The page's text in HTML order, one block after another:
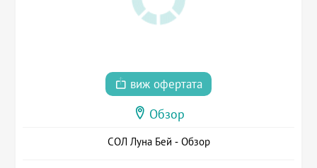
виж офертата
Обзор
СОЛ Луна Бей - Обзор